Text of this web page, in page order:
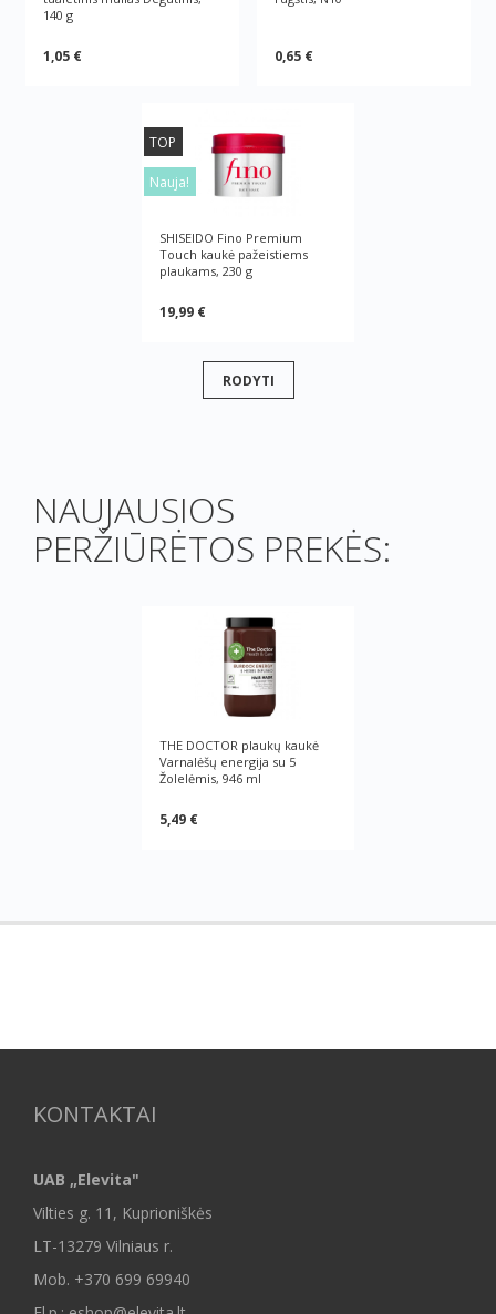
140 g
1,05 € 0,65 €
TOP
Nauja!
SHISEIDO Fino Premium
Touch kaukė pažeistiems
plaukams, 230 g
19,99 €
RODYTI
NAUJAUSIOS
PERŽIŪRĖTOS PREKĖS:
THE DOCTOR plaukų kaukė
Varnalėšų energija su 5
Žolelėmis, 946 ml
5,49 €
KONTAKTAI
UAB „Elevita"
Vilties g. 11, Kuprioniškės
LT-13279 Vilniaus r.
Mob. +370 699 69940